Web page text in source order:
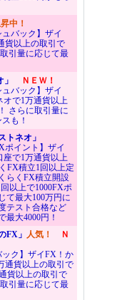
中！
ュバック】ザイ
貨以上の取引で
引量に応じて最
ＮＥＷ！
ュバック】ザイ
オで1万通貨以上
さらに取引量に
も！
トネオ」
ポイント】ザイ
座で1万通貨以上
FX積立1回以上定
らくFX積立開設
以上で1000FXポ
て最大100万円に
テスト合格など
最大4000円！
FX」 人気！
Ｎ
ック】ザイFX！か
通貨以上の取引で
貨以上の取引で
引量に応じて最